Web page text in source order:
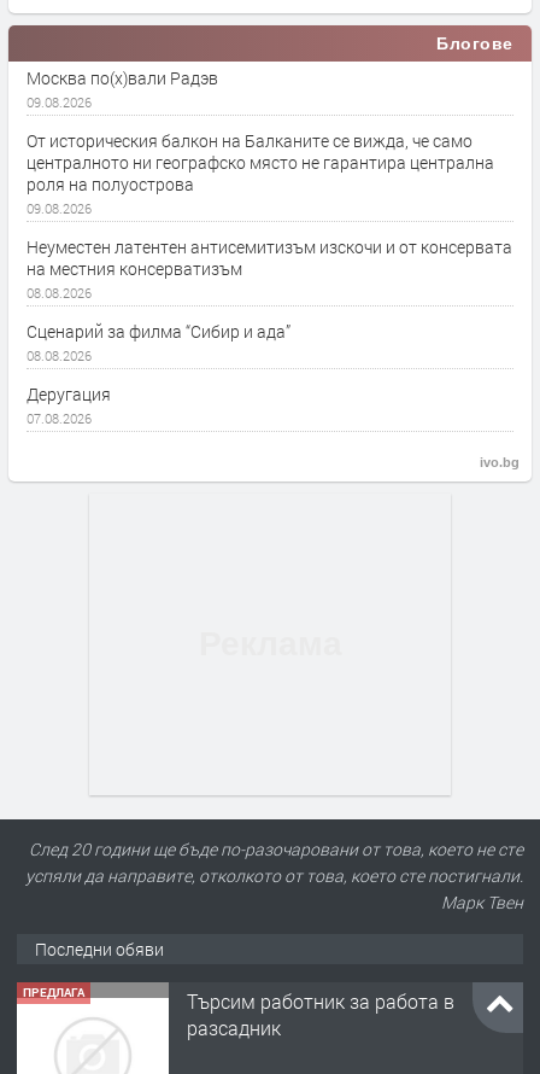
Блогове
Москва по(х)вали Радэв
09.08.2026
От историческия балкон на Балканите се вижда, че само
централното ни географско място не гарантира централна
роля на полуострова
09.08.2026
Неуместен латентен антисемитизъм изскочи и от консервата
на местния консерватизъм
08.08.2026
Сценарий за филма “Сибир и ада”
08.08.2026
Деругация
07.08.2026
ivo.bg
След 20 години ще бъде по-разочаровани от това, което не сте
успяли да направите, отколкото от това, което сте постигнали.
Марк Твен
Последни обяви
ПРЕДЛАГА
Търсим работник за работа в
разсадник